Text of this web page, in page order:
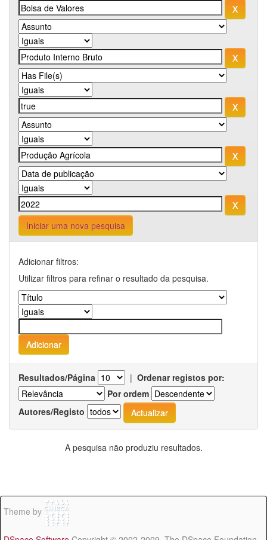
Iniciar uma nova pesquisa
Adicionar filtros:
Utilizar filtros para refinar o resultado da pesquisa.
Resultados/Página | Ordenar registos por:
Por ordem
Autores/Registo
A pesquisa não produziu resultados.
Theme by